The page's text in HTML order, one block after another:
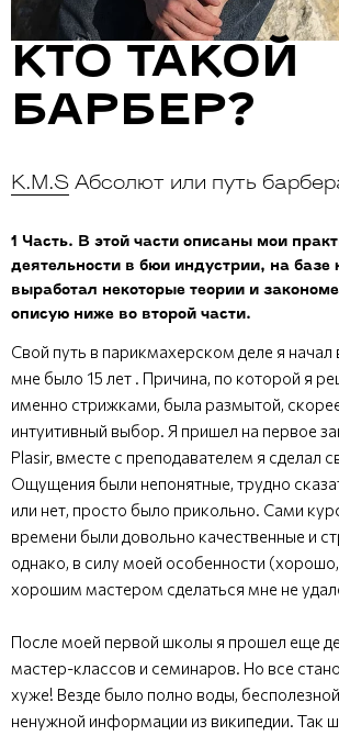
КТО ТАКОЙ
БАРБЕР?
К.М.S Абсолют или путь
1 Часть. В этой части описаны мои
деятельности в бюи индустрии, на базе
выработал некоторые теории и
описую ниже во второй части.
Свой путь в парикмахерском деле я начал
мне было 15 лет . Причина, по которой я
именно стрижками, была размытой,
интуитивный выбор. Я пришел на первое
Plasir, вместе с преподавателем я сделал
Ощущения были непонятные, трудно
или нет, просто было прикольно. Сами
времени были довольно качественные и
однако, в силу моей особенности
хорошим мастером сделаться мне не
После моей первой школы я прошел еще
мастер-классов и семинаров. Но все
хуже! Везде было полно воды,
ненужной информации из википедии. Так